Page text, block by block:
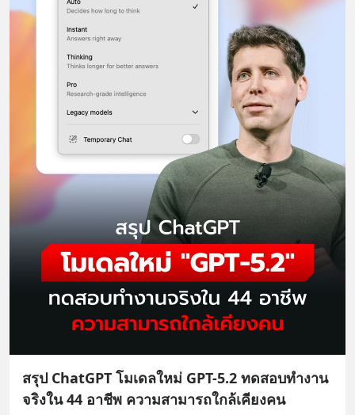
สรุป ChatGPT โมเดลใหม่ GPT-5.2 ทดสอบทำงาน
จริงใน 44 อาชีพ ความสามารถใกล้เคียงคน